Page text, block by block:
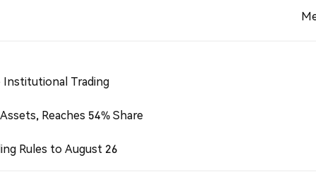
Institutional Trading
Reaches 54% Share
Rules to August 26